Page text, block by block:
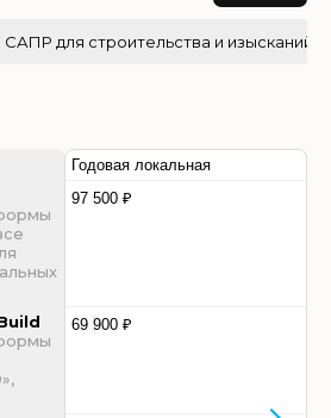
САПР для строительства и изысканий
Годовая локальная
97 500 ₽
69 900 ₽